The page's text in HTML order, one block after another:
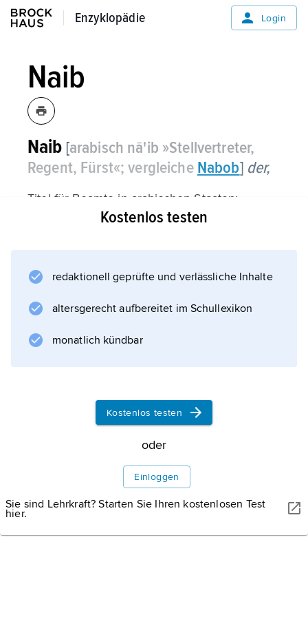
Enzyklopädie
Enzyklopädie Login
Naib
Naib [arabisch nā'ib »Stellvertreter,
Regent, Fürst«; vergleiche Nabob] der,
Titel für Beamte in arabischen Staaten;
Abgeordneter.Kostenlos testen
redaktionell geprüfte und verlässliche Inhalte
altersgerecht aufbereitet im Schullexikon
monatlich kündbar
Kostenlos testen
oder
Einloggen
Sie sind Lehrkraft? Starten Sie Ihren kostenlosen Test
hier.